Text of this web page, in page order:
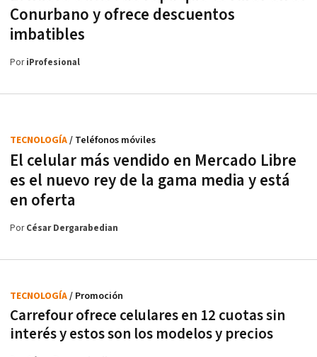
Conurbano y ofrece descuentos
imbatibles
PoriProfesional
El celular más vendido en Mercado Libre
es el nuevo rey de la gama media y está
en oferta
TECNOLOGÍA/ Teléfonos móviles
PorCésar Dergarabedian
Carrefour ofrece celulares en 12 cuotas sin
interés y estos son los modelos y precios
TECNOLOGÍA/ Promoción